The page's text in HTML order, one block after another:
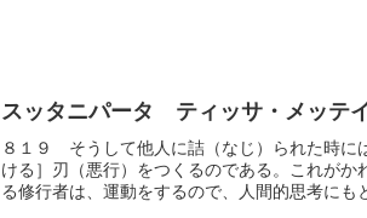
スッタニパータ ティッサ・メッテ
８１９ そうして他人に詰（なじ）られた時に
ける］刃（悪行）をつくるのである。これが
る修行者は、運動をするので、人間的思考にも